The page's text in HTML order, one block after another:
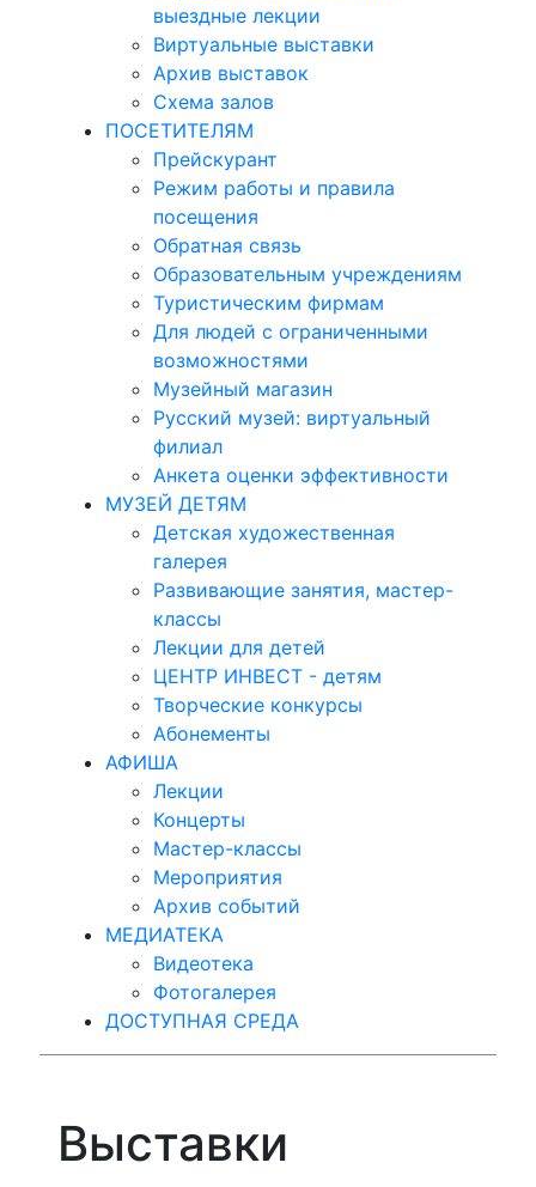
выездные лекции
Виртуальные выставки
Архив выставок
Схема залов
ПОСЕТИТЕЛЯМ
Прейскурант
Режим работы и правила
посещения
Обратная связь
Образовательным учреждениям
Туристическим фирмам
Для людей с ограниченными
возможностями
Музейный магазин
Русский музей: виртуальный
филиал
Анкета оценки эффективности
МУЗЕЙ ДЕТЯМ
Детская художественная
галерея
Развивающие занятия, мастер-
классы
Лекции для детей
ЦЕНТР ИНВЕСТ - детям
Творческие конкурсы
Абонементы
АФИША
Лекции
Концерты
Мастер-классы
Мероприятия
Архив событий
МЕДИАТЕКА
Видеотека
Фотогалерея
ДОСТУПНАЯ СРЕДА
Выставки